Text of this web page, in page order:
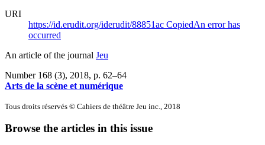
URI
https://id.erudit.org/iderudit/88851ac CopiedAn error has
occurred
An article of the journal Jeu
Number 168 (3), 2018, p. 62–64
Arts de la scène et numérique
Tous droits réservés © Cahiers de théâtre Jeu inc., 2018
Browse the articles in this issue